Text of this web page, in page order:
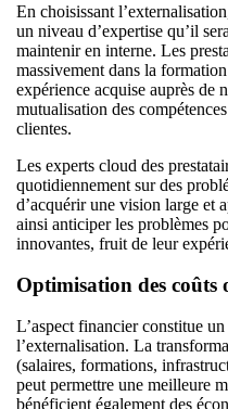
En choisissant
un niveau d’expertise qu’il
maintenir en interne. Les
massivement dans la
expérience acquise auprès de
mutualisation des
clientes.
Les experts cloud des
quotidiennement sur des
d’acquérir une vision large et
ainsi anticiper les problèmes
innovantes, fruit de leur
Optimisation des coûts
L’aspect financier constitue
l’externalisation. La
(salaires, formations,
peut permettre une meilleure
bénéficient également des